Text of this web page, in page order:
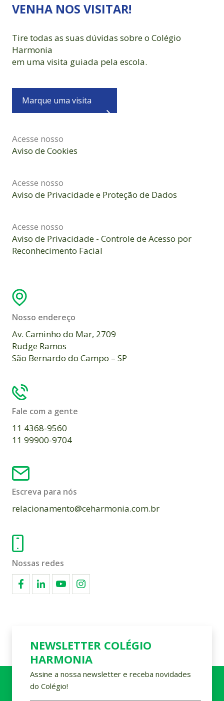
VENHA NOS VISITAR!
Tire todas as suas dúvidas sobre o Colégio
Harmonia
em uma visita guiada pela escola.
Marque uma visita
Acesse nosso
Aviso de Cookies
Acesse nosso
Aviso de Privacidade e Proteção de Dados
Acesse nosso
Aviso de Privacidade - Controle de Acesso por
Reconhecimento Facial
Nosso endereço
Av. Caminho do Mar, 2709
Rudge Ramos
São Bernardo do Campo – SP
Fale com a gente
11 4368-9560
11 99900-9704
Escreva para nós
relacionamento@ceharmonia.com.br
Nossas redes
NEWSLETTER COLÉGIO
HARMONIA
Assine a nossa newsletter e receba novidades
do Colégio!